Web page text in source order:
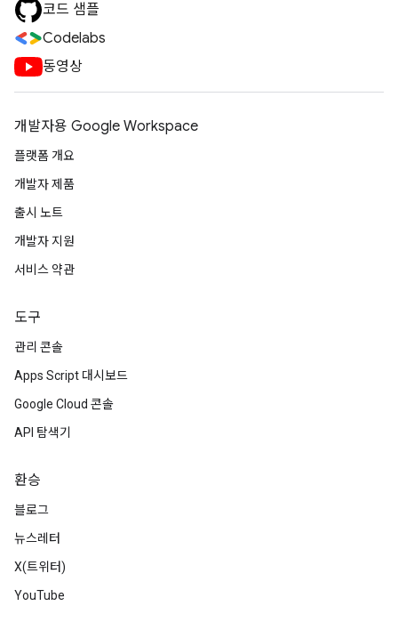
코드 샘플
Codelabs
동영상
개발자용 Google Workspace
플랫폼 개요
개발자 제품
출시 노트
개발자 지원
서비스 약관
도구
관리 콘솔
Apps Script 대시보드
Google Cloud 콘솔
API 탐색기
환승
블로그
뉴스레터
X(트위터)
YouTube